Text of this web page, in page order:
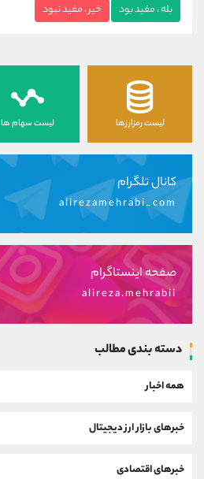
بله ، مفید بود خیر ، مفید نبود
لیست رمزارزها لیست سهام ها
کانال تلگرام
alirezamehrabi_com
صفحه اینستاگرام
alireza.mehrabii
دسته بندی مطالب
همه اخبار
خبرهای بازار ارز دیجیتال
خبرهای اقتصادی